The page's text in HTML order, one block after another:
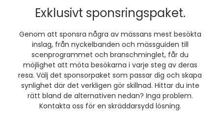
Exklusivt sponsringspaket.
Genom att sponsra några av mässans mest besökta
inslag, från nyckelbanden och mässguiden till
scenprogrammet och branschminglet, får du
möjlighet att möta besökarna i varje steg av deras
resa. Välj det sponsorpaket som passar dig och skapa
synlighet där det verkligen gör skillnad. Hittar du inte
rätt bland de alternativen nedan? Inga problem.
Kontakta oss för en skräddarsydd lösning.